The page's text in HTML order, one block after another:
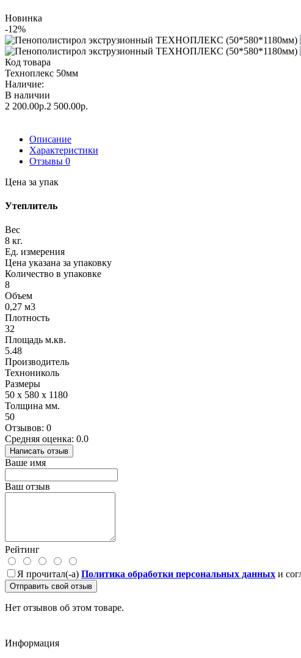
Новинка
-12%
Код товара
Техноплекс 50мм
Наличие:
В наличии
2 200.00р.2 500.00р.
Описание
Характеристики
Отзывы 0
Цена за упак
Утеплитель
Вес
8 кг.
Ед. измерения
Цена указана за упаковку
Количество в упаковке
8
Объем
0,27 м3
Плотность
32
Площадь м.кв.
5.48
Производитель
Технониколь
Размеры
50 x 580 x 1180
Толщина мм.
50
Отзывов: 0
Средняя оценка: 0.0
Написать отзыв
Ваше имя
Ваш отзыв
Рейтинг
Я прочитал(-а) Политика обработки персональных данных и
Отправить свой отзыв
Нет отзывов об этом товаре.
Информация